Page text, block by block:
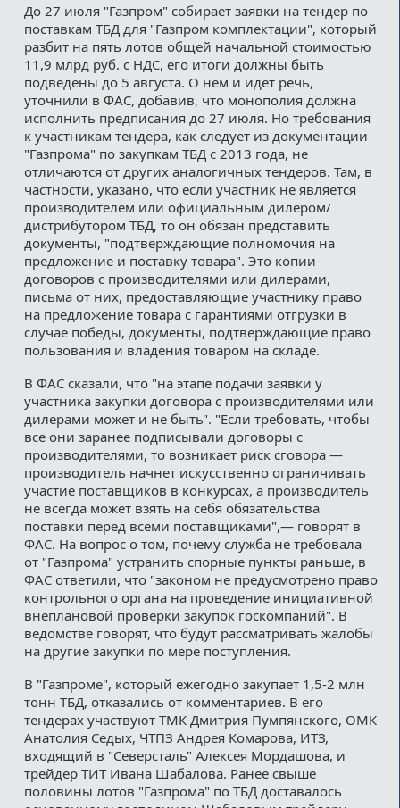
До 27 июля "Газпром" собирает заявки на тендер по
поставкам ТБД для "Газпром комплектации", который
разбит на пять лотов общей начальной стоимостью
11,9 млрд руб. с НДС, его итоги должны быть
подведены до 5 августа. О нем и идет речь,
уточнили в ФАС, добавив, что монополия должна
исполнить предписания до 27 июля. Но требования
к участникам тендера, как следует из документации
"Газпрома" по закупкам ТБД с 2013 года, не
отличаются от других аналогичных тендеров. Там, в
частности, указано, что если участник не является
производителем или официальным дилером/
дистрибутором ТБД, то он обязан представить
документы, "подтверждающие полномочия на
предложение и поставку товара". Это копии
договоров с производителями или дилерами,
письма от них, предоставляющие участнику право
на предложение товара с гарантиями отгрузки в
случае победы, документы, подтверждающие право
пользования и владения товаром на складе.
В ФАС сказали, что "на этапе подачи заявки у
участника закупки договора с производителями или
дилерами может и не быть". "Если требовать, чтобы
все они заранее подписывали договоры с
производителями, то возникает риск сговора —
производитель начнет искусственно ограничивать
участие поставщиков в конкурсах, а производитель
не всегда может взять на себя обязательства
поставки перед всеми поставщиками",— говорят в
ФАС. На вопрос о том, почему служба не требовала
от "Газпрома" устранить спорные пункты раньше, в
ФАС ответили, что "законом не предусмотрено право
контрольного органа на проведение инициативной
внеплановой проверки закупок госкомпаний". В
ведомстве говорят, что будут рассматривать жалобы
на другие закупки по мере поступления.
В "Газпроме", который ежегодно закупает 1,5-2 млн
тонн ТБД, отказались от комментариев. В его
тендерах участвуют ТМК Дмитрия Пумпянского, ОМК
Анатолия Седых, ЧТПЗ Андрея Комарова, ИТЗ,
входящий в "Северсталь" Алексея Мордашова, и
трейдер ТИТ Ивана Шабалова. Ранее свыше
половины лотов "Газпрома" по ТБД доставалось